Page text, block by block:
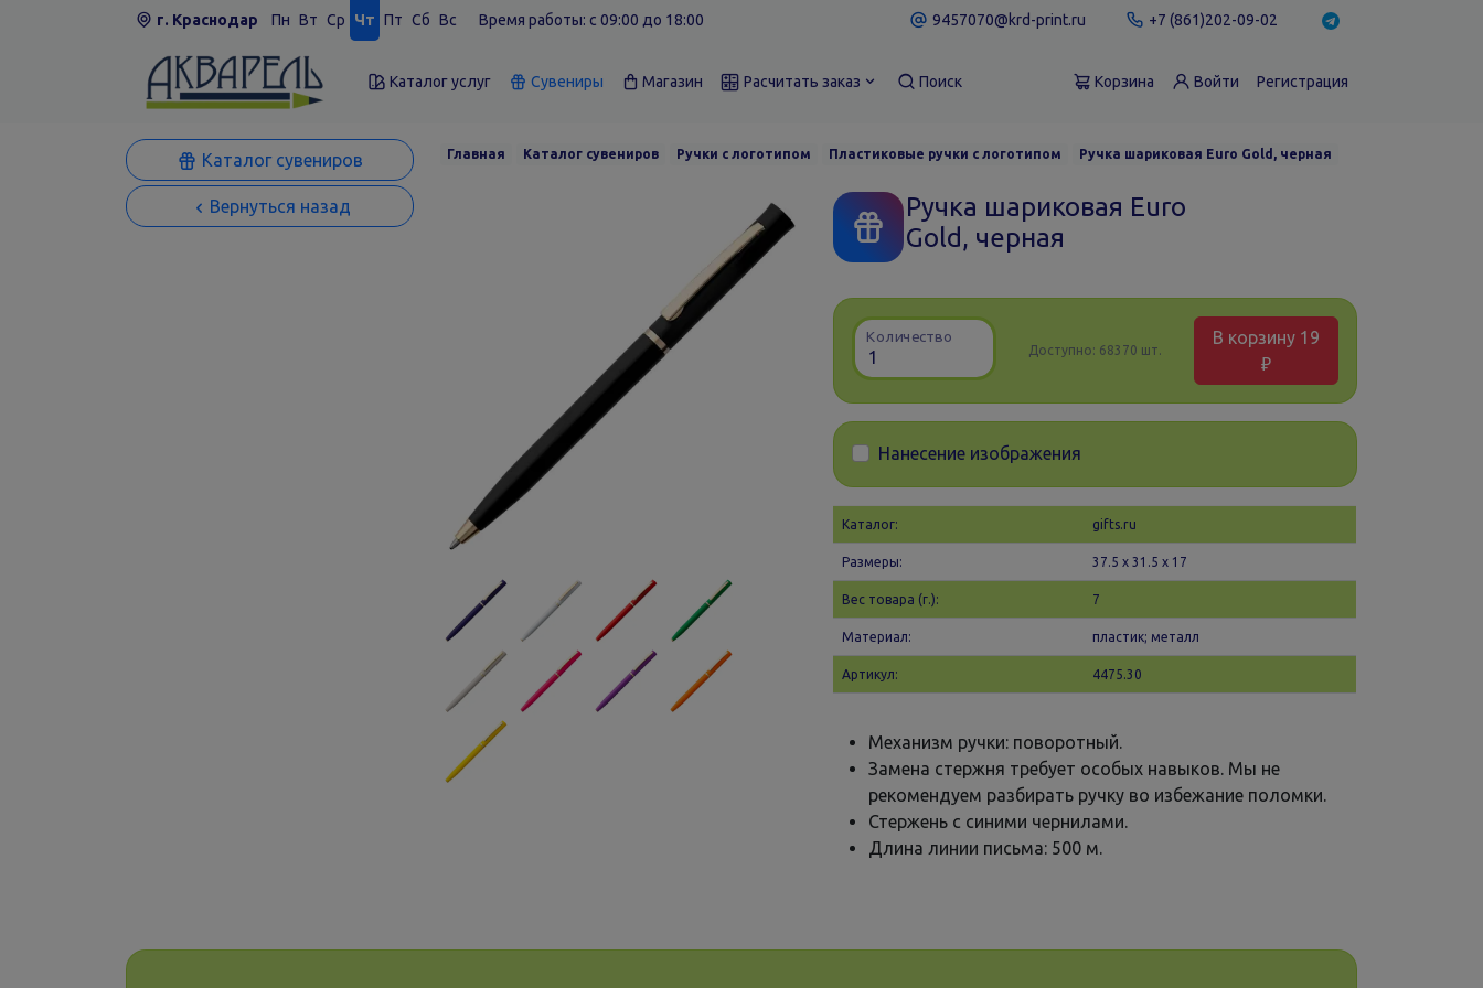
г. Краснодар Пн Вт Ср Чт Пт Сб Вс Время работы: c 09:00 до 18:00 9457070@krd-print.ru +7 (861)202-09-02
Каталог услуг Сувениры Магазин Расчитать заказ Поиск Корзина Войти Регистрация
Каталог сувениров
Вернуться назад
Главная Каталог сувениров Ручки с логотипом Пластиковые ручки с логотипом Ручка шариковая Euro Gold, черная
Ручка шариковая Euro
Gold, черная
Количество
Доступно: 68370 шт.
В корзину 19
₽
Нанесение изображения
Каталог: gifts.ru
Размеры: 37.5 х 31.5 x 17
Вес товара (г.): 7
Материал: пластик; металл
Артикул: 4475.30
Механизм ручки: поворотный.
Замена стержня требует особых навыков. Мы не
рекомендуем разбирать ручку во избежание поломки.
Стержень с синими чернилами.
Длина линии письма: 500 м.